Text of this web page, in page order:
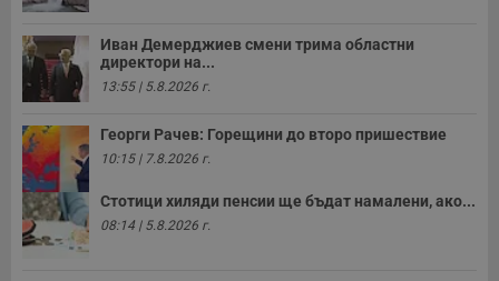
Иван Демерджиев смени трима областни
директори на...
13:55 | 5.8.2026 г.
Георги Рачев: Горещини до второ пришествие
10:15 | 7.8.2026 г.
Стотици хиляди пенсии ще бъдат намалени, ако...
08:14 | 5.8.2026 г.